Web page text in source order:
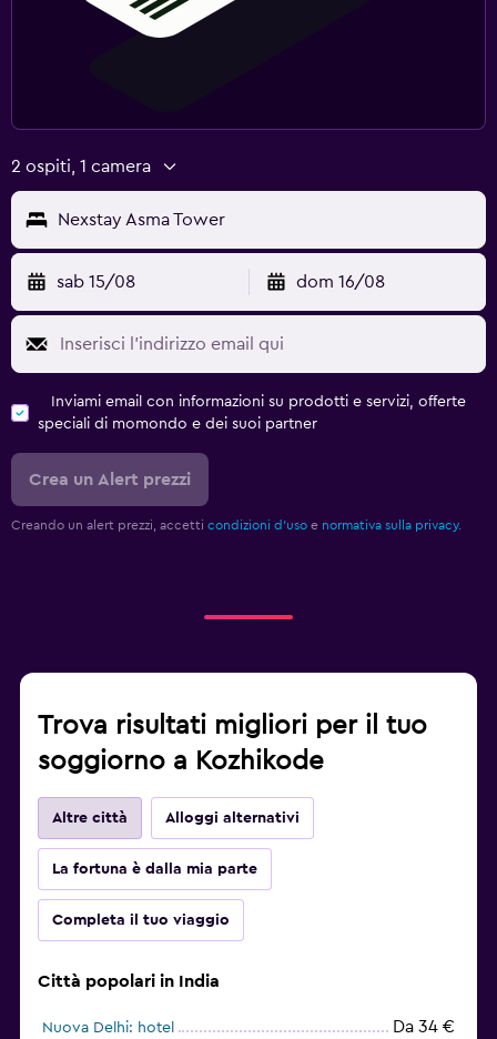
2 ospiti, 1 camera
Nexstay Asma Tower
sab 15/08 dom 16/08
Inviami email con informazioni su prodotti e servizi, offerte
speciali di momondo e dei suoi partner
Crea un Alert prezzi
Creando un alert prezzi, accetti condizioni d'uso e normativa sulla privacy.
Trova risultati migliori per il tuo
soggiorno a Kozhikode
Altre città Alloggi alternativi
La fortuna è dalla mia parte
Completa il tuo viaggio
Città popolari in India
Nuova Delhi: hotel Da 34 €